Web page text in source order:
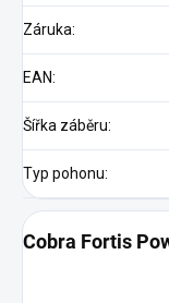
Záruka:
EAN:
Šířka záběru:
Typ pohonu:
Cobra Fortis